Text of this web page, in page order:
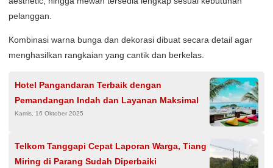
pelanggan.
Kombinasi warna bunga dan dekorasi dibuat secara detail agar
menghasilkan rangkaian yang cantik dan berkelas.
Hotel Pangandaran Terbaik dengan
Pemandangan Indah dan Layanan Maksimal
Kamis, 16 Oktober 2025
Telkom Tanggapi Cepat Laporan Warga, Tiang
Miring di Parang Sudah Diperbaiki